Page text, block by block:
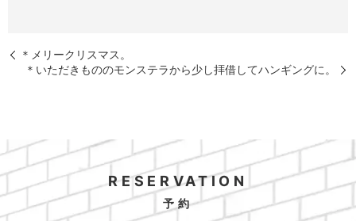
＊メリークリスマス。
＊いただきもののモンステラから少し拝借してハンギングに。
RESERVATION
予約